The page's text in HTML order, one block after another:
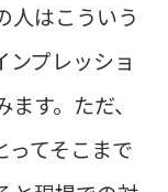
人はこういう
ンプレッショ
す。ただ、
ってそこまで